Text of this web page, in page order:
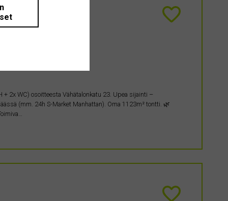
2x WC) osoitteesta Vähätalonkatu 23. Upea sijainti –
(mm. 24h S-Market Manhattan). Oma 1123m² tontti. 🌿